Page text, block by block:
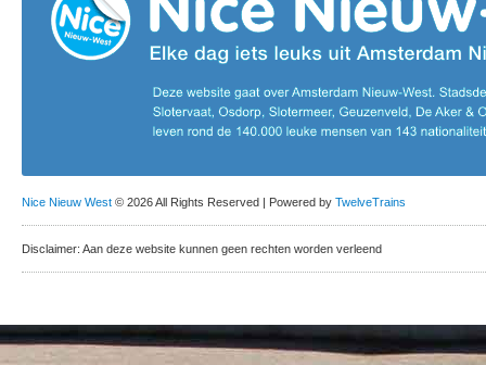
Nice Nieuw West © 2026 All Rights Reserved | Powered by TwelveTrains
Disclaimer: Aan deze website kunnen geen rechten worden verleend